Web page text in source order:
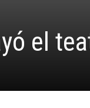
el